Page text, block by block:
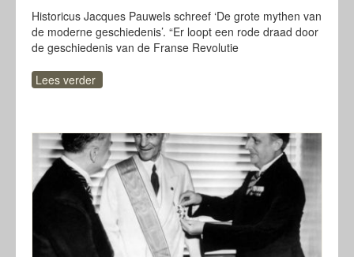
Historicus Jacques Pauwels schreef ‘De grote mythen van
de moderne geschiedenis’. “Er loopt een rode draad door
de geschiedenis van de Franse Revolutie
Lees verder